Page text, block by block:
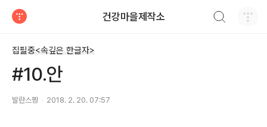
건강마을제작소
집필중<속깊은 한글자>
#10.안
발란스짱 2018. 2. 20. 07:57